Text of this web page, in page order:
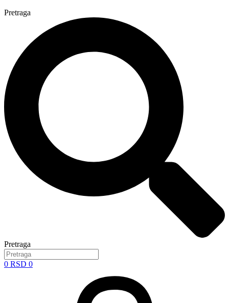
Pretraga
Pretraga
0 RSD 0